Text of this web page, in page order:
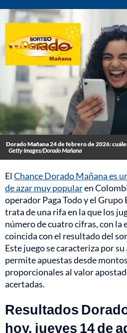
Dorado Mañana 24 de febrero de 2026:
Getty Images/Dorado Mañana
ElChance Dorado Mañana es
de azar muy popularen
operador Paga Todo y el Grupo
trata de una rifa en la que los
número de cuatro cifras, con la
coincida con el resultado del
Este juego se caracteriza por
permite apuestas desde
proporcionales al valor
acertadas.
Resultados
hoy, jueves 14 de